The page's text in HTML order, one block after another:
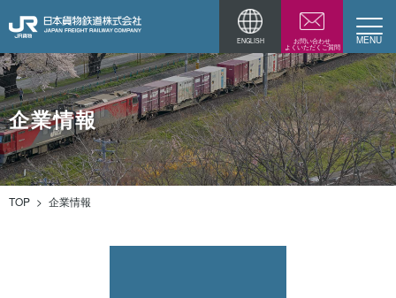
ENGLISH お問い合わせ
よくいただくご質問
企業情報
採用情報
企業情報
TOP 企業情報